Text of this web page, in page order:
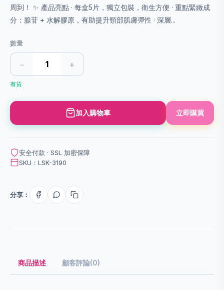
周到！ ✨ 產品亮點 · 每盒5片，獨立包裝，衛生方便 · 重點緊緻成
分：腺苷 + 水解膠原，有助提升頸部肌膚彈性 · 深層...
數量
− +
有貨
加入購物車 立即購買
安全付款 · SSL 加密保障
SKU：LSK-3190
分享：
商品描述 顧客評論(0)